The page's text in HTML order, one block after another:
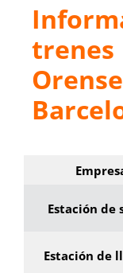
trenes
Estación de
Estación de